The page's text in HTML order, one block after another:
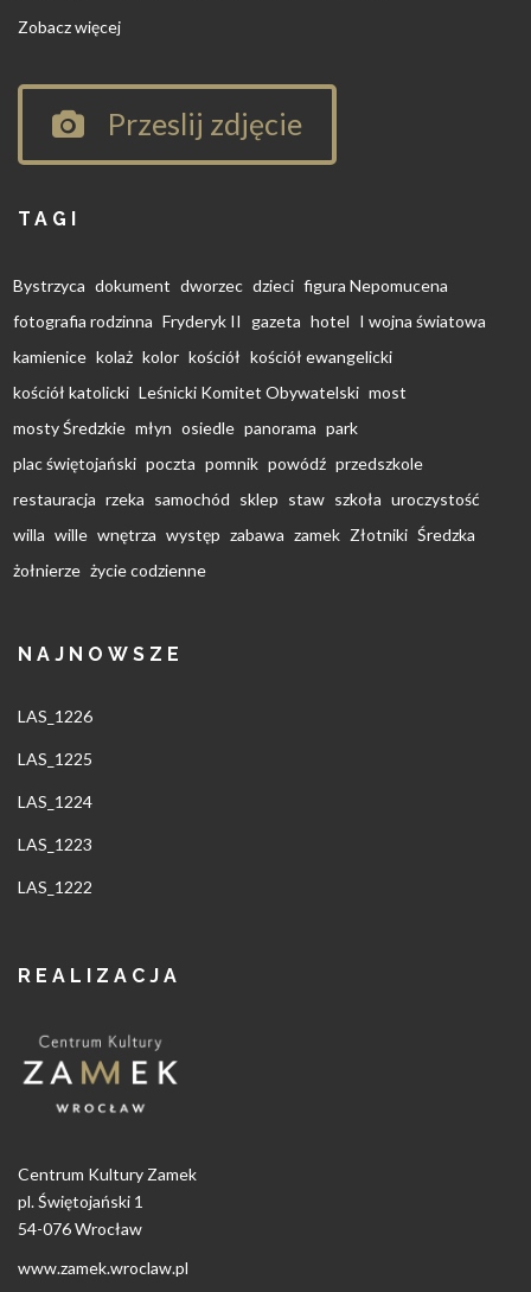
Zobacz więcej
Przeslij zdjęcie
TAGI
Bystrzyca dokument dworzec dzieci figura Nepomucena
fotografia rodzinna Fryderyk II gazeta hotel I wojna światowa
kamienice kolaż kolor kościół kościół ewangelicki
kościół katolicki Leśnicki Komitet Obywatelski most
mosty Średzkie młyn osiedle panorama park
plac świętojański poczta pomnik powódź przedszkole
restauracja rzeka samochód sklep staw szkoła uroczystość
willa wille wnętrza występ zabawa zamek Złotniki Średzka
żołnierze życie codzienne
NAJNOWSZE
LAS_1226
LAS_1225
LAS_1224
LAS_1223
LAS_1222
REALIZACJA
Centrum Kultury Zamek
pl. Świętojański 1
54-076 Wrocław
www.zamek.wroclaw.pl